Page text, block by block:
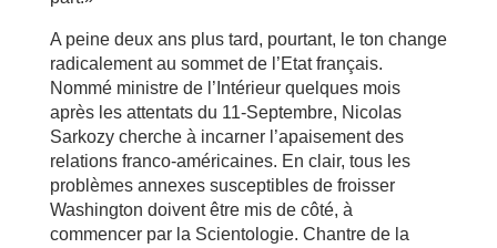
A peine deux ans plus tard, pourtant, le ton change
radicalement au sommet de l’Etat français.
Nommé ministre de l’Intérieur quelques mois
après les attentats du 11-Septembre, Nicolas
Sarkozy cherche à incarner l’apaisement des
relations franco-américaines. En clair, tous les
problèmes annexes susceptibles de froisser
Washington doivent être mis de côté, à
commencer par la Scientologie. Chantre de la